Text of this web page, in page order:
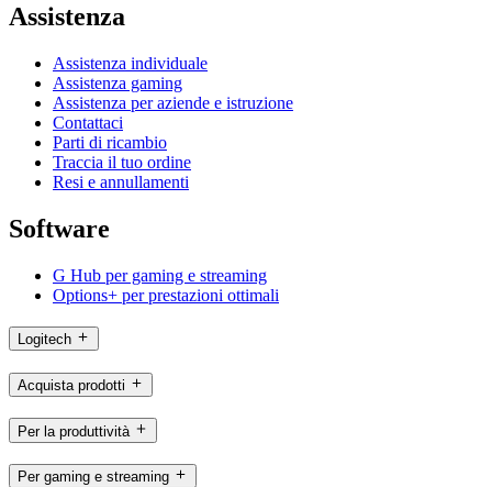
Assistenza
Assistenza individuale
Assistenza gaming
Assistenza per aziende e istruzione
Contattaci
Parti di ricambio
Traccia il tuo ordine
Resi e annullamenti
Software
G Hub per gaming e streaming
Options+ per prestazioni ottimali
Logitech
Acquista prodotti
Per la produttività
Per gaming e streaming